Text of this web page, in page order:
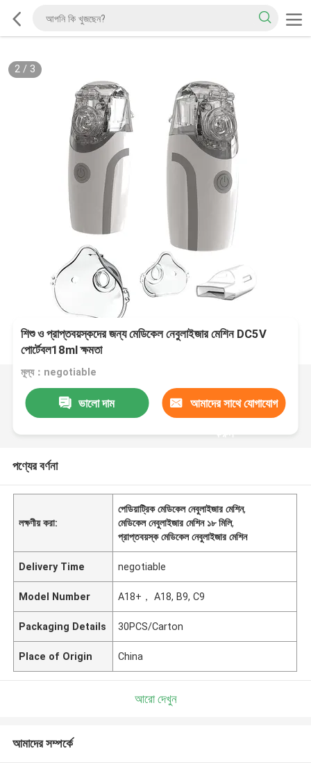
2/ 3
শিশু ও প্রাপ্তবয়স্কদের জন্য মেডিকেল নেবুলাইজার মেশিন DC5V
পোর্টেবল18ml ক্ষমতা
মূল্য：negotiable
ভালো দাম আমাদের সাথে যোগাযোগ
করুন
পণ্যের বর্ণনা
লক্ষণীয় করা:
পেডিয়াট্রিক মেডিকেল নেবুলাইজার মেশিন,
মেডিকেল নেবুলাইজার মেশিন ১৮ মিলি,
প্রাপ্তবয়স্ক মেডিকেল নেবুলাইজার মেশিন
Delivery Time negotiable
Model Number A18+， A18, B9, C9
Packaging Details 30PCS/Carton
Place of Origin China
আরো দেখুন
আমাদের সম্পর্কে